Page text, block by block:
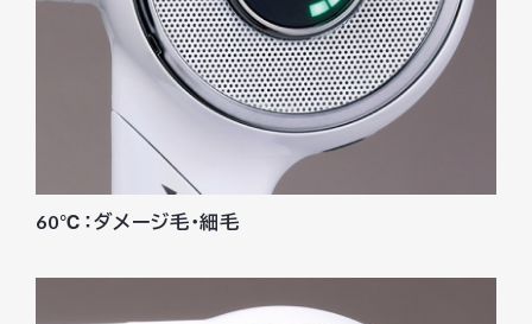
60℃：ダメージ毛・細毛